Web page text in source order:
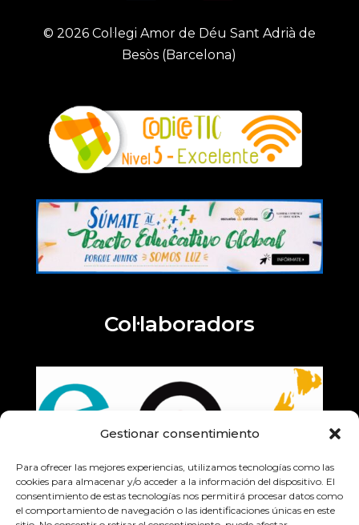
Gestionar consentimiento
Para ofrecer las mejores experiencias, utilizamos tecnologías como las
cookies para almacenar y/o acceder a la información del dispositivo. El
consentimiento de estas tecnologías nos permitirá procesar datos como
el comportamiento de navegación o las identificaciones únicas en este
© 2026 Col·legi Amor de Déu Sant Adrià de
Besòs (Barcelona)
Col·laboradors